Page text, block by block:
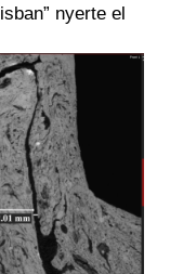
nyerte el